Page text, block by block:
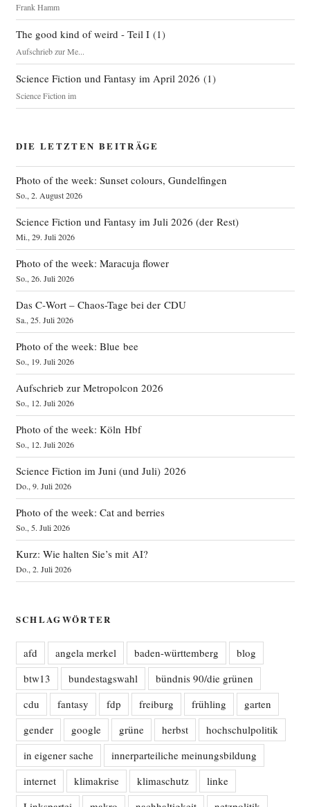
Frank Hamm
The good kind of weird - Teil I(1)
Aufschrieb zur Me...
Science Fiction und Fantasy im April 2026 (1)
Science Fiction im
DIE LETZTEN BEITRÄGE
Photo of the week: Sunset colours, Gundelfingen
So., 2. August 2026
Science Fiction und Fantasy im Juli 2026 (der Rest)
Mi., 29. Juli 2026
Photo of the week: Maracuja flower
So., 26. Juli 2026
Das C‑Wort – Chaos-Tage bei der CDU
Sa., 25. Juli 2026
Photo of the week: Blue bee
So., 19. Juli 2026
Aufschrieb zur Metropolcon 2026
So., 12. Juli 2026
Photo of the week: Köln Hbf
So., 12. Juli 2026
Science Fiction im Juni (und Juli) 2026
Do., 9. Juli 2026
Photo of the week: Cat and berries
So., 5. Juli 2026
Kurz: Wie halten Sie’s mit AI?
Do., 2. Juli 2026
SCHLAGWÖRTER
afd angela merkel baden-württemberg
blog
btw13
bundestagswahl
bündnis 90/die grünen
cdu
fantasy fdp freiburg frühling
garten
gender
google grüne herbst
hochschulpolitik
in eigener sache
innerparteiliche meinungsbildung
internet
klimakrise klimaschutz
linke